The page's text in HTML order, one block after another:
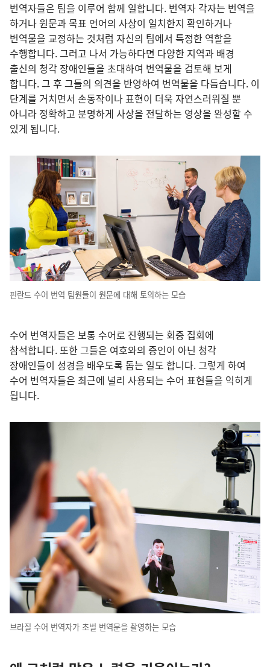
번역자들은 팀을 이루어 함께 일합니다. 번역자 각자는 번역을
하거나 원문과 목표 언어의 사상이 일치한지 확인하거나
번역물을 교정하는 것처럼 자신의 팀에서 특정한 역할을
수행합니다. 그러고 나서 가능하다면 다양한 지역과 배경
출신의 청각 장애인들을 초대하여 번역물을 검토해 보게
합니다. 그 후 그들의 의견을 반영하여 번역물을 다듬습니다. 이
단계를 거치면서 손동작이나 표현이 더욱 자연스러워질 뿐
아니라 정확하고 분명하게 사상을 전달하는 영상을 완성할 수
있게 됩니다.
핀란드 수어 번역 팀원들이 원문에 대해 토의하는 모습
수어 번역자들은 보통 수어로 진행되는 회중 집회에
참석합니다. 또한 그들은 여호와의 증인이 아닌 청각
장애인들이 성경을 배우도록 돕는 일도 합니다. 그렇게 하여
수어 번역자들은 최근에 널리 사용되는 수어 표현들을 익히게
됩니다.
브라질 수어 번역자가 초벌 번역문을 촬영하는 모습